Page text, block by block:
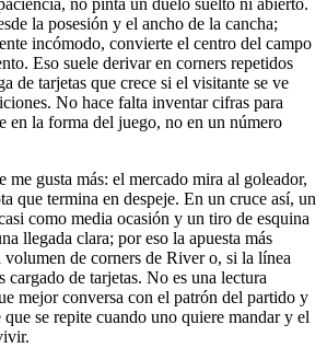
no pinta un duelo suelto ni abierto.
la posesión y el ancho de la cancha;
incómodo, convierte el centro del campo
Eso suele derivar en corners repetidos
de tarjetas que crece si el visitante se ve
No hace falta inventar cifras para
en la forma del juego, no en un número
me gusta más: el mercado mira al goleador,
que termina en despeje. En un cruce así, un
como media ocasión y un tiro de esquina
llegada clara; por eso la apuesta más
volumen de corners de River o, si la línea
cargado de tarjetas. No es una lectura
mejor conversa con el patrón del partido y
se repite cuando uno quiere mandar y el